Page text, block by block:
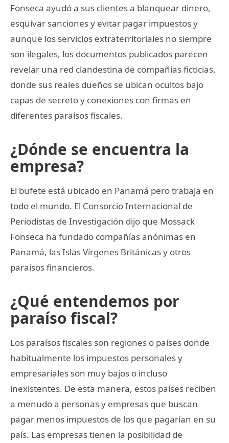
Fonseca ayudó a sus clientes a blanquear dinero,
esquivar sanciones y evitar pagar impuestos y
aunque los servicios extraterritoriales no siempre
son ilegales, los documentos publicados parecen
revelar una red clandestina de compañías ficticias,
donde sus reales dueños se ubican ocultos bajo
capas de secreto y conexiones con firmas en
diferentes paraísos fiscales.
¿Dónde se encuentra la
empresa?
El bufete está ubicado en Panamá pero trabaja en
todo el mundo. El Consorcio Internacional de
Periodistas de Investigación dijo que Mossack
Fonseca ha fundado compañías anónimas en
Panamá, las Islas Vírgenes Británicas y otros
paraísos financieros.
¿Qué entendemos por
paraíso fiscal?
Los paraísos fiscales son regiones o países donde
habitualmente los impuestos personales y
empresariales son muy bajos o incluso
inexistentes. De esta manera, estos países reciben
a menudo a personas y empresas que buscan
pagar menos impuestos de los que pagarían en su
país. Las empresas tienen la posibilidad de